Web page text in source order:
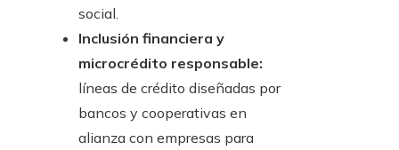
social.
Inclusión financiera y
microcrédito responsable:
líneas de crédito diseñadas por
bancos y cooperativas en
alianza con empresas para